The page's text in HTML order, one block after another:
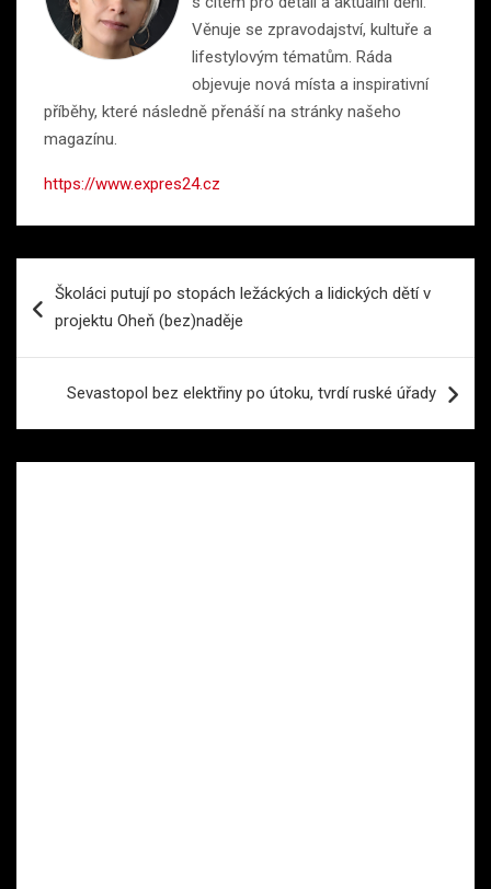
Věnuje se zpravodajství, kultuře a
lifestylovým tématům. Ráda
objevuje nová místa a inspirativní
příběhy, které následně přenáší na stránky našeho
magazínu.
https://www.expres24.cz
proŠkoláci putují po stopách ležáckých a lidických dětí v
projektu Oheň (bez)naděje
Sevastopol bez elektřiny po útoku, tvrdí ruské úřady